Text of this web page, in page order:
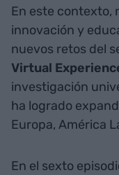
En este contexto,
innovación y
nuevos retos del
Virtual
investigación
ha logrado
Europa, América
En el sexto